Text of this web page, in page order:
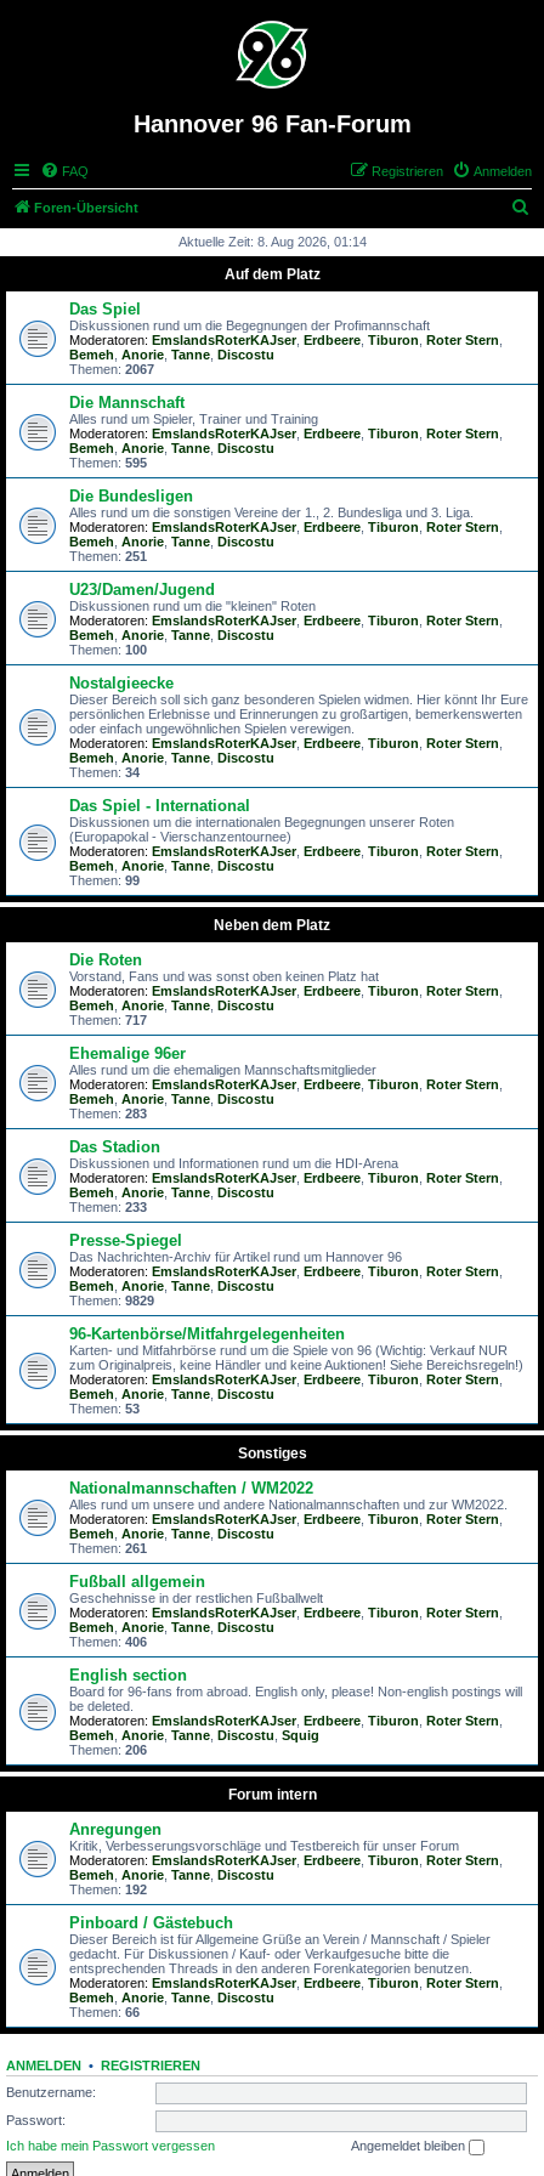
Hannover 96 Fan-Forum
FAQ Anmelden
Registrieren
Foren-Übersicht
h
Aktuelle Zeit: 8. Aug 2026, 01:14
Auf dem Platz
Das Spiel
Diskussionen rund um die Begegnungen der Profimannschaft
Moderatoren: EmslandsRoterKAJser, Erdbeere Tiburon Roter Stern
Bemeh Anorie Tanne Discostu
Themen: 2067
Die Mannschaft
Alles rund um Spieler, Trainer und Training
Moderatoren: EmslandsRoterKAJser, Erdbeere Tiburon Roter Stern
Bemeh Anorie Tanne Discostu
Themen: 595
Die Bundesligen
Alles rund um die sonstigen Vereine der 1., 2. Bundesliga und 3. Liga.
Moderatoren: EmslandsRoterKAJser, Erdbeere Tiburon Roter Stern
Bemeh Anorie Tanne Discostu
Themen: 251
U23/Damen/Jugend
Diskussionen rund um die "kleinen" Roten
Moderatoren: EmslandsRoterKAJser, Erdbeere Tiburon Roter Stern
Bemeh Anorie Tanne Discostu
Themen: 100
Nostalgieecke
Dieser Bereich soll sich ganz besonderen Spielen widmen. Hier könnt Ihr Eure
persönlichen Erlebnisse und Erinnerungen zu großartigen, bemerkenswerten
oder einfach ungewöhnlichen Spielen verewigen.
Moderatoren: EmslandsRoterKAJser, Erdbeere Tiburon Roter Stern
Bemeh Anorie Tanne Discostu
Themen: 34
Das Spiel - International
Diskussionen um die internationalen Begegnungen unserer Roten
(Europapokal - Vierschanzentournee)
Moderatoren: EmslandsRoterKAJser, Erdbeere Tiburon Roter Stern
Bemeh Anorie Tanne Discostu
Themen: 99
Neben dem Platz
Die Roten
Vorstand, Fans und was sonst oben keinen Platz hat
Moderatoren: EmslandsRoterKAJser, Erdbeere Tiburon Roter Stern
Bemeh Anorie Tanne Discostu
Themen: 717
Ehemalige 96er
Alles rund um die ehemaligen Mannschaftsmitglieder
Moderatoren: EmslandsRoterKAJser, Erdbeere Tiburon Roter Stern
Bemeh Anorie Tanne Discostu
Themen: 283
Das Stadion
Diskussionen und Informationen rund um die HDI-Arena
Moderatoren: EmslandsRoterKAJser, Erdbeere Tiburon Roter Stern
Bemeh Anorie Tanne Discostu
Themen: 233
Presse-Spiegel
Das Nachrichten-Archiv für Artikel rund um Hannover 96
Moderatoren: EmslandsRoterKAJser, Erdbeere Tiburon Roter Stern
Bemeh Anorie Tanne Discostu
Themen: 9829
96-Kartenbörse/Mitfahrgelegenheiten
Karten- und Mitfahrbörse rund um die Spiele von 96 (Wichtig: Verkauf NUR
zum Originalpreis, keine Händler und keine Auktionen! Siehe Bereichsregeln!)
Moderatoren: EmslandsRoterKAJser, Erdbeere Tiburon Roter Stern
Bemeh Anorie Tanne Discostu
Themen: 53
Sonstiges
Nationalmannschaften / WM2022
Alles rund um unsere und andere Nationalmannschaften und zur WM2022.
Moderatoren: EmslandsRoterKAJser, Erdbeere Tiburon Roter Stern
Bemeh Anorie Tanne Discostu
Themen: 261
Fußball allgemein
Geschehnisse in der restlichen Fußballwelt
Moderatoren: EmslandsRoterKAJser, Erdbeere Tiburon Roter Stern
Bemeh Anorie Tanne Discostu
Themen: 406
English section
Board for 96-fans from abroad. English only, please! Non-english postings will
be deleted.
Moderatoren: EmslandsRoterKAJser, Erdbeere Tiburon Roter Stern
Bemeh Anorie Tanne Discostu Squig
Themen: 206
Forum intern
Anregungen
Kritik, Verbesserungsvorschläge und Testbereich für unser Forum
Moderatoren: EmslandsRoterKAJser, Erdbeere Tiburon Roter Stern
Bemeh Anorie Tanne Discostu
Themen: 192
Pinboard / Gästebuch
Dieser Bereich ist für Allgemeine Grüße an Verein / Mannschaft / Spieler
gedacht. Für Diskussionen / Kauf- oder Verkaufgesuche bitte die
entsprechenden Threads in den anderen Forenkategorien benutzen.
Moderatoren: EmslandsRoterKAJser, Erdbeere Tiburon Roter Stern
Bemeh Anorie Tanne Discostu
Themen: 66
ANMELDEN • REGISTRIEREN
Benutzername:
Passwort:
Ich habe mein Passwort vergessen
Angemeldet bleiben